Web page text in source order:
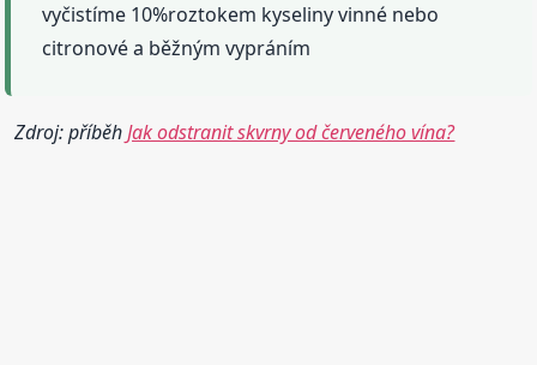
vyčistíme 10%roztokem kyseliny vinné nebo
citronové a běžným vypráním
Zdroj: příběhJak odstranit skvrny od červeného vína?